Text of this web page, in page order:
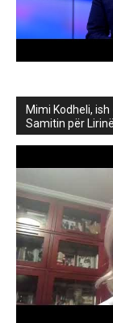
Mimi Kodheli,
Samitin për